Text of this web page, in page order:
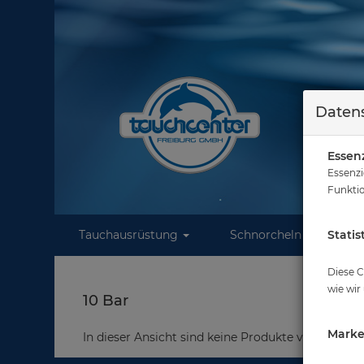
Tauchausrüstung Schnorcheln
10 Bar
In dieser Ansicht sind keine Produkte verfügbar
Diese
wie wir